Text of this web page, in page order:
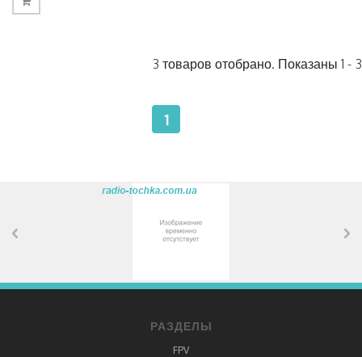
3 товаров отобрано. Показаны 1 - 3
1
РАЗДЕЛЫ
FPV